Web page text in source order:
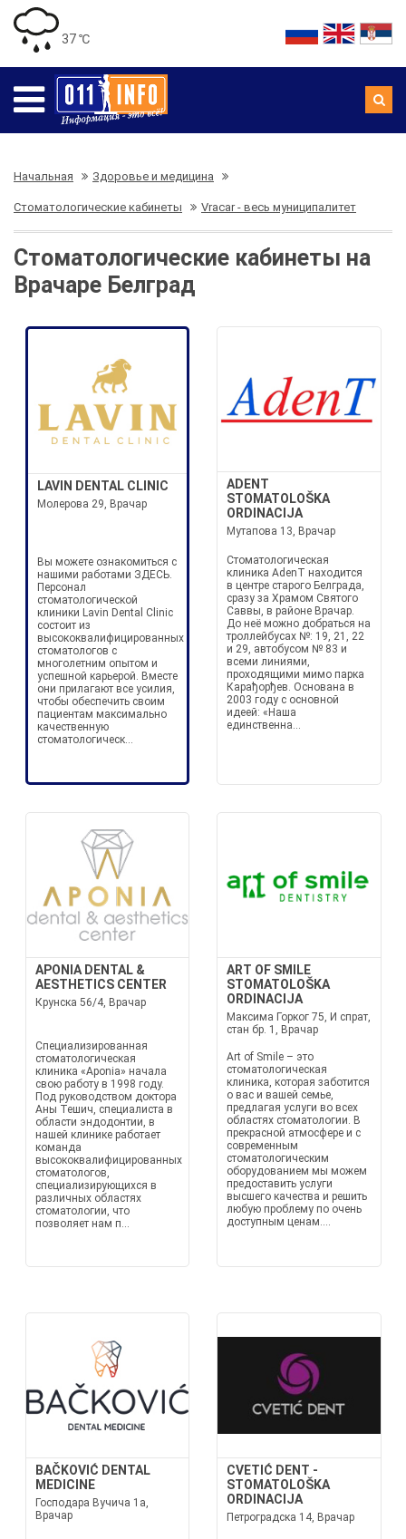
37 ℃
Начальная Здоровье и медицина
Стоматологические кабинеты Vracar - весь муниципалитет
Стоматологические кабинеты на
Врачаре Белград
LAVIN DENTAL CLINIC
Молерова 29, Врачар
Вы можете ознакомиться с
нашими работами ЗДЕСЬ.
Персонал
стоматологической
клиники Lavin Dental Clinic
состоит из
высококвалифицированных
стоматологов с
многолетним опытом и
успешной карьерой. Вместе
они прилагают все усилия,
чтобы обеспечить своим
пациентам максимально
качественную
стоматологическ...
ADENT
STOMATOLOŠKA
ORDINACIJA
Мутапова 13, Врачар
Стоматологическая
клиника AdenT находится
в центре старого Белграда,
сразу за Храмом Святого
Саввы, в районе Врачар.
До неё можно добраться на
троллейбусах №: 19, 21, 22
и 29, автобусом № 83 и
всеми линиями,
проходящими мимо парка
Карађорђев. Основана в
2003 году с основной
идеей: «Наша
единственна...
APONIA DENTAL &
AESTHETICS CENTER
Крунска 56/4, Врачар
Специализированная
стоматологическая
клиника «Aponia» начала
свою работу в 1998 году.
Под руководством доктора
Аны Тешич, специалиста в
области эндодонтии, в
нашей клинике работает
команда
высококвалифицированных
стоматологов,
специализирующихся в
различных областях
стоматологии, что
позволяет нам п...
ART OF SMILE
STOMATOLOŠKA
ORDINACIJA
Максима Горког 75, И спрат,
стан бр. 1, Врачар
Art of Smile – это
стоматологическая
клиника, которая заботится
о вас и вашей семье,
предлагая услуги во всех
областях стоматологии. В
прекрасной атмосфере и с
современным
стоматологическим
оборудованием мы можем
предоставить услуги
высшего качества и решить
любую проблему по очень
доступным ценам....
BAČKOVIĆ DENTAL
MEDICINE
Господара Вучича 1а,
Врачар
CVETIĆ DENT -
STOMATOLOŠKA
ORDINACIJA
Петроградска 14, Врачар